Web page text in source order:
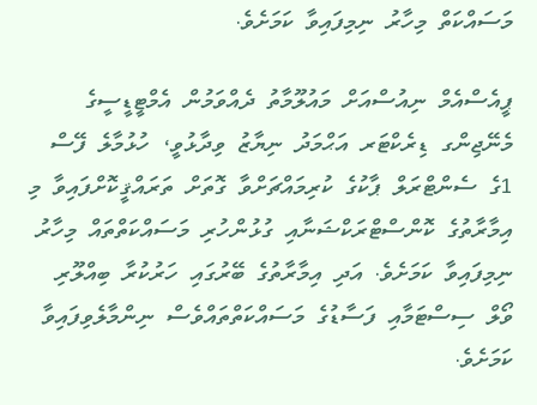
މަސައްކަތް މިހާރު ނިމިފައިވާ ކަމަށެވެ.
ޕީއެސްއެމް ނިއުސްއަށް މައުލޫމާތު ދެއްވަމުން އެމްޓީޑީސީގެ
މެނޭޖިންގ ޑިރެކްޓަރ އަޙްމަދު ނިޔާޒު ވިދާޅުވީ، ހުޅުމާލެ ފޭސް
1ގެ ސެންޓްރަލް ޕާކުގެ ކުރިމައްޗަށްވާ ގޮތަށް ތަރައްޤީކޮށްފައިވާ މި
އިމާރާތުގެ ކޮންސްޓްރަކްޝަނާއި ގުޅުންހުރި މަސައްކަތްތައް މިހާރު
ނިމިފައިވާ ކަމަށެވެ. އަދި އިމާރާތުގެ ބޭރުގައި ހަރުކުރާ ބިއްލޫރި
ވޯލް ސިސްޓަމާއި ފަސާޑުގެ މަސައްކަތްތައްވެސް ނިންމާލެވިފައިވާ
ކަމަށެވެ.